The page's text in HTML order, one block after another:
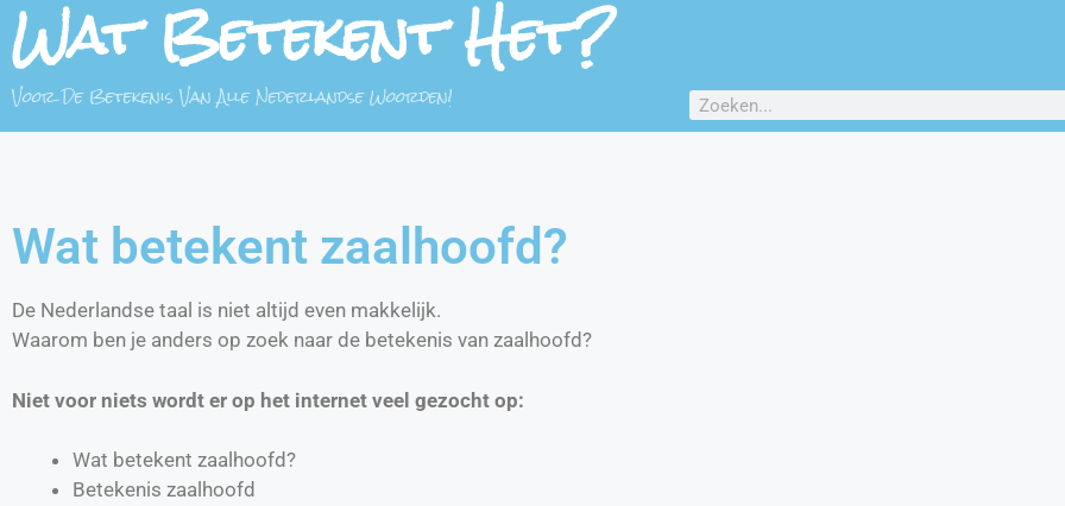
Wat Betekent Het?
Voor De Betekenis Van Alle Nederlandse Woorden!
Wat betekent zaalhoofd?
De Nederlandse taal is niet altijd even makkelijk.
Waarom ben je anders op zoek naar de betekenis van zaalhoofd?
Niet voor niets wordt er op het internet veel gezocht op:
Wat betekent zaalhoofd?
Betekenis zaalhoofd